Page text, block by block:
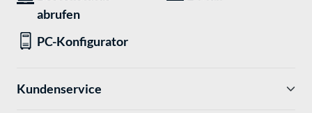
abrufen
PC-Konfigurator
Kundenservice